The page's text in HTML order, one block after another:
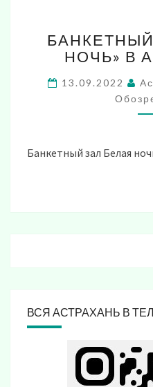
НОЧЬ» В
13.09.2022
Банкетный зал Белая
ВСЯ АСТРАХАНЬ В